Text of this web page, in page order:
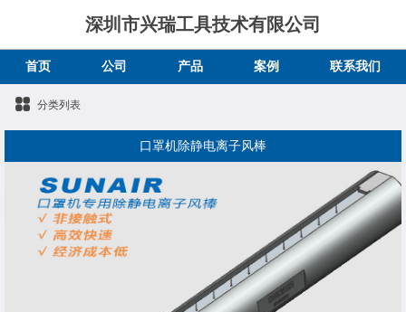
深圳市兴瑞工具技术有限公司
首页 公司 产品 案例 联系我们
分类列表
口罩机除静电离子风棒